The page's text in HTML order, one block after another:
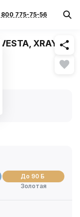
800 775-75-56Похожие
XRAY,
До 90 Б
Золотая